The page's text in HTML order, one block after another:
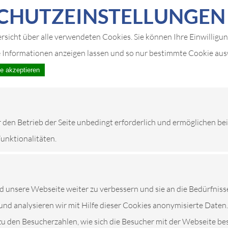
IN LAUDA-
über alle verwendeten Cookies. Sie können Ihre
anzeigen lassen und so nur bestimmte Cookie
akzeptieren
den Betrieb der Seite unbedingt erforderlich und ermöglichen
unsere Webseite weiter zu verbessern und sie an die
analysieren wir mit Hilfe dieser Cookies anonymisierte
den Besucherzahlen, wie sich die Besucher mit der Webseite